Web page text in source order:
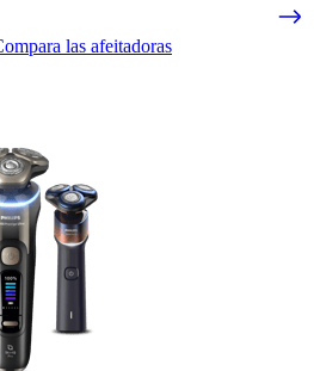
las afeitadoras